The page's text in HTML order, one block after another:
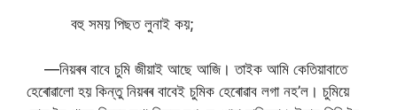
বহু সময় পিছত লুনাই কয়;
—নিয়ৰৰ বাবে চুমি জীয়াই আছে আজি। তাইক আমি কেতিয়াবাতে
হেৰোৱালো হয় কিন্তু নিয়ৰৰ বাবেই চুমিক হেৰোৱাব লগা নহ’ল। চুমিয়ে